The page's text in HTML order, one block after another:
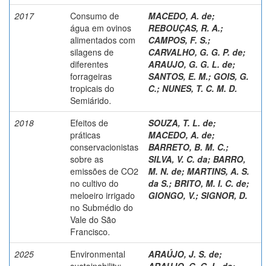
2017
Consumo de
água em ovinos
alimentados com
silagens de
diferentes
forrageiras
tropicais do
Semiárido.
MACEDO, A. de;
REBOUÇAS, R. A.;
CAMPOS, F. S.;
CARVALHO, G. G. P. de;
ARAUJO, G. G. L. de;
SANTOS, E. M.; GOIS, G.
C.; NUNES, T. C. M. D.
2018
Efeitos de
práticas
conservacionistas
sobre as
emissões de CO2
no cultivo do
meloeiro irrigado
no Submédio do
Vale do São
Francisco.
SOUZA, T. L. de;
MACEDO, A. de;
BARRETO, B. M. C.;
SILVA, V. C. da; BARRO,
M. N. de; MARTINS, A. S.
da S.; BRITO, M. I. C. de;
GIONGO, V.; SIGNOR, D.
2025
Environmental
ARAÚJO, J. S. de;